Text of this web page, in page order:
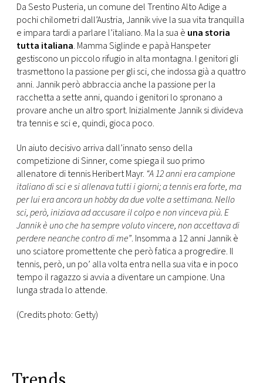
Da Sesto Pusteria, un comune del Trentino Alto Adige a
pochi chilometri dall’Austria, Jannik vive la sua vita tranquilla
e impara tardi a parlare l’italiano. Ma la sua è una storia
tutta italiana. Mamma Siglinde e papà Hanspeter
gestiscono un piccolo rifugio in alta montagna. I genitori gli
trasmettono la passione per gli sci, che indossa già a quattro
anni. Jannik però abbraccia anche la passione per la
racchetta a sette anni, quando i genitori lo spronano a
provare anche un altro sport. Inizialmente Jannik si divideva
tra tennis e sci e, quindi, gioca poco.
Un aiuto decisivo arriva dall’innato senso della
competizione di Sinner, come spiega il suo primo
allenatore di tennis Heribert Mayr. “A 12 anni era campione
italiano di sci e si allenava tutti i giorni; a tennis era forte, ma
per lui era ancora un hobby da due volte a settimana. Nello
sci, però, iniziava ad accusare il colpo e non vinceva più. E
Jannik è uno che ha sempre voluto vincere, non accettava di
perdere neanche contro di me”. Insomma a 12 anni Jannik è
uno sciatore promettente che però fatica a progredire. Il
tennis, però, un po’ alla volta entra nella sua vita e in poco
tempo il ragazzo si avvia a diventare un campione. Una
lunga strada lo attende.
(Credits photo: Getty)